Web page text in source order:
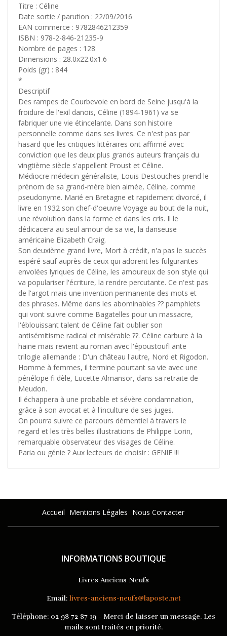
Titre : Céline
Date sortie / parution : 22/09/2016
EAN commerce : 9782846212359
ISBN : 978-2-846-21235-9
Nombre de pages : 128
Dimensions : 28.0x22.0x1.6
Poids (gr) : 844
*
Descriptif
Des rampes de Courbevoie en bord de Seine jusqu'à la
froidure de l'exil danois, Céline (1894-1961) va se
fabriquer une vie étincelante. Dans son histoire
personnelle comme dans ses livres. Ce n'est pas par
hasard que les critiques littéraires ont affirmé avec
conviction que les deux plus grands auteurs français du
vingtième siècle s'appellent Proust et Céline.
Médiocre médecin généraliste, Louis Destouches prend le
prénom de sa grand-mère bien aimée, Céline, comme
pseudonyme. Marié en Bretagne et rapidement divorcé, il
livre en 1932 son chef-d'oeuvre Voyage au bout de la nuit,
une révolution dans la forme et dans les cris. Il le
dédicacera au seul amour de sa vie, la danseuse
américaine Elizabeth Craig.
Son deuxième grand livre, Mort à crédit, n'a pas le succès
espéré sauf auprès de ceux qui adorent les fulgurantes
envolées lyriques de Céline, les amoureux de son style qui
va populariser l'écriture, la rendre percutante. Ce n'est pas
de l'argot mais une invention permanente des mots et
des phrases. Même dans les abominables ?? pamphlets
qui vont suivre comme Bagatelles pour un massacre,
l'éblouissant talent de Céline fait oublier son
antisémitisme radical et misérable ??. Céline carbure à la
haine mais revient au roman avec l'époustoufl ante
trilogie allemande : D'un château l'autre, Nord et Rigodon.
Homme à femmes, il termine pourtant sa vie avec une
pénélope fi dèle, Lucette Almansor, dans sa retraite de
Meudon.
Il échappera à une probable et sévère condamnation,
grâce à son avocat et à l'inculture de ses juges.
On pourra suivre ce parcours démentiel à travers le
regard et les très belles illustrations de Philippe Lorin,
remarquable observateur des visages de Céline.
Paria ou génie ? Aux lecteurs de choisir : GENIE !!!
Accueil Mentions Légales Nous Contacter
INFORMATIONS BOUTIQUE
Livres Anciens Neufs
Email: livres-anciens-neufs@laposte.net
Téléphone: 02 98 72 87 19 - Merci de laisser un message. Les
mails sont traités en priorité.